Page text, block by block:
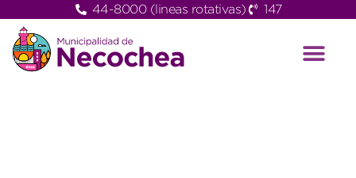
44-8000 (lineas rotativas) 147